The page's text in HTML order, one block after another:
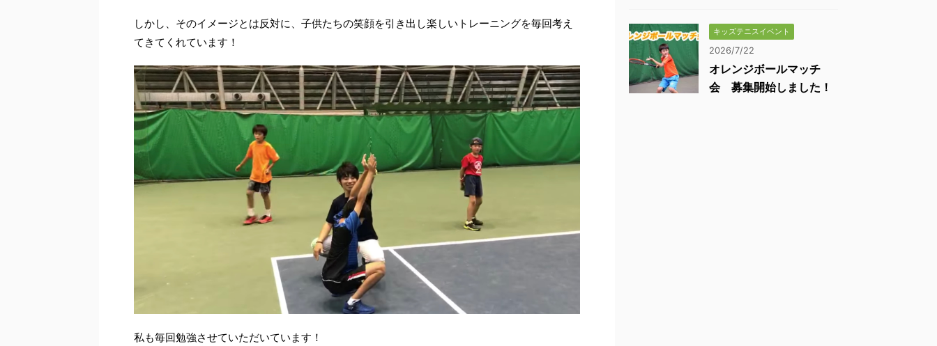
しかし、そのイメージとは反対に、子供たちの笑顔を引き出し楽しいトレーニングを毎回考え
てきてくれています！
私も毎回勉強させていただいています！
キッズテニスイベント
2026/7/22
オレンジボールマッチ
会 募集開始しました！